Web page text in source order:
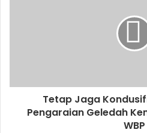
Tetap Jaga
Pengaraian Geledah
WBP